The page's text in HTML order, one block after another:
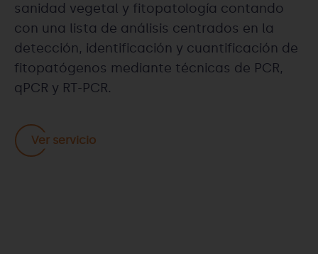
sanidad vegetal y fitopatología contando
con una lista de análisis centrados en la
detección, identificación y cuantificación de
fitopatógenos mediante técnicas de PCR,
qPCR y RT-PCR.
Ver servicio